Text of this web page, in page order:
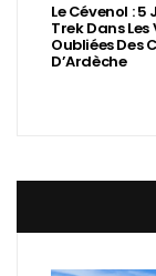
Le Cévenol : 5
Trek Dans Les
Oubliées Des
D’Ardèche